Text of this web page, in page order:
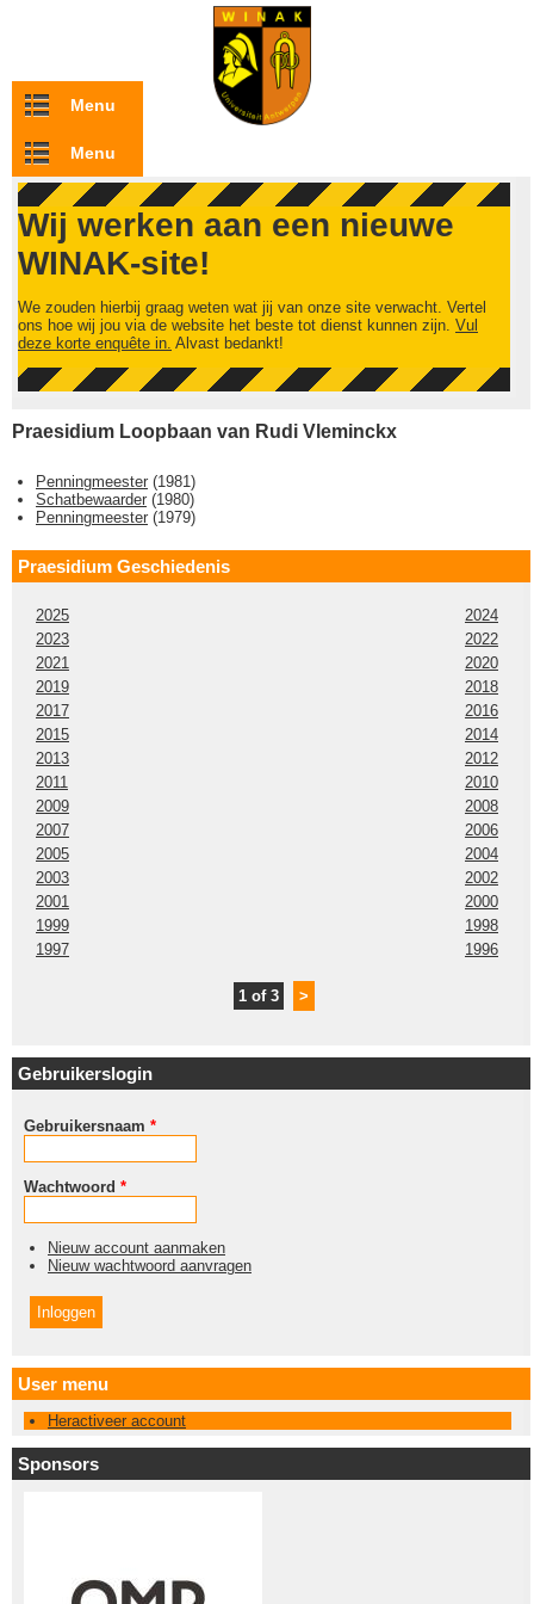
Overslaan en naar de inhoud gaan
Menu
Menu
Wij werken aan een nieuwe
WINAK-site!
We zouden hierbij graag weten wat jij van onze site verwacht. Vertel
ons hoe wij jou via de website het beste tot dienst kunnen zijn. Vul
deze korte enquête in. Alvast bedankt!
Praesidium Loopbaan van Rudi Vleminckx
Penningmeester (1981)
Schatbewaarder (1980)
Penningmeester (1979)
Praesidium Geschiedenis
2025
2024
2023
2022
2021
2020
2019
2018
2017
2016
2015
2014
2013
2012
2011
2010
2009
2008
2007
2006
2005
2004
2003
2002
2001
2000
1999
1998
1997
1996
1 of 3 >
Gebruikerslogin
Gebruikersnaam *
Wachtwoord *
Nieuw account aanmaken
Nieuw wachtwoord aanvragen
User menu
Heractiveer account
Sponsors